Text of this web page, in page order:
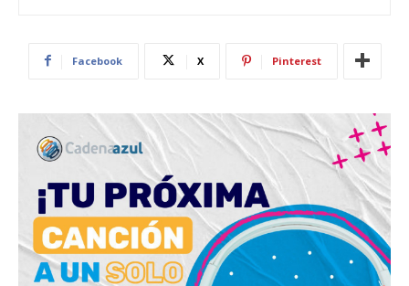
Facebook X Pinterest